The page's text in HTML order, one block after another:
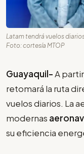
Latam tendrá vuelos
Foto: cortesía MTOP
Guayaquil-A
retomará la ruta
vuelos diarios. La
modernas
su eficiencia